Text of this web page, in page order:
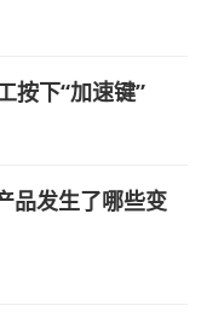
按下“加速键”
品发生了哪些变